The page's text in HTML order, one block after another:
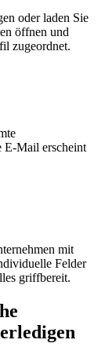
oder laden Sie
öffnen und
zugeordnet.
E-Mail erscheint
mit
Felder
griffbereit.